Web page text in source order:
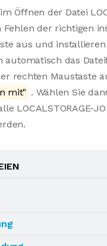
Öffnen der Datei
der richtigen
aus und
das
rechten Maustaste
mit" . Wählen Sie
LOCALSTORAGE-